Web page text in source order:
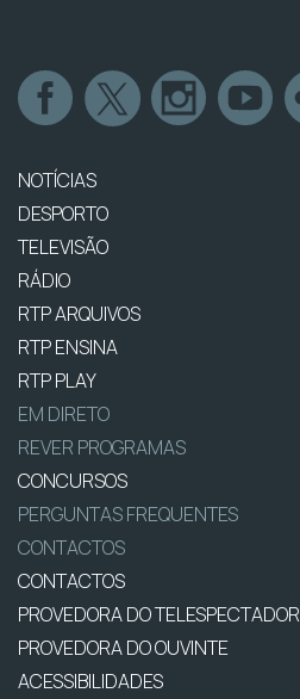
NOTÍCIAS
DESPORTO
TELEVISÃO
RÁDIO
RTP ARQUIVOS
RTP ENSINA
RTP PLAY
EM DIRETO
REVER PROGRAMAS
CONCURSOS
PERGUNTAS FREQUENTES
CONTACTOS
CONTACTOS
PROVEDORA DO TELESPECTADOR
PROVEDORA DO OUVINTE
ACESSIBILIDADES